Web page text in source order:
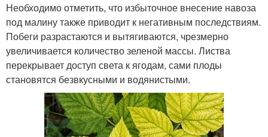
Необходимо отметить, что избыточное внесение навоза
под малину также приводит к негативным последствиям.
Побеги разрастаются и вытягиваются, чрезмерно
увеличивается количество зеленой массы. Листва
перекрывает доступ света к ягодам, сами плоды
становятся безвкусными и водянистыми.